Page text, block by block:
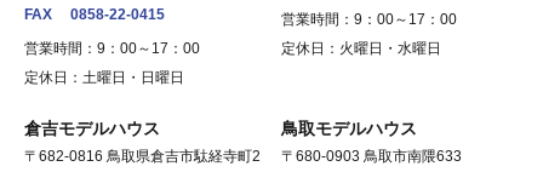
FAX
0858-22-0415
営業時間：9：00～17：00
定休日：土曜日・日曜日
営業時間：9：00～17：00
定休日：火曜日・水曜日
倉吉モデルハウス
〒682-0816 鳥取県倉吉市駄経寺町2
鳥取モデルハウス
〒680-0903 鳥取市南隈633